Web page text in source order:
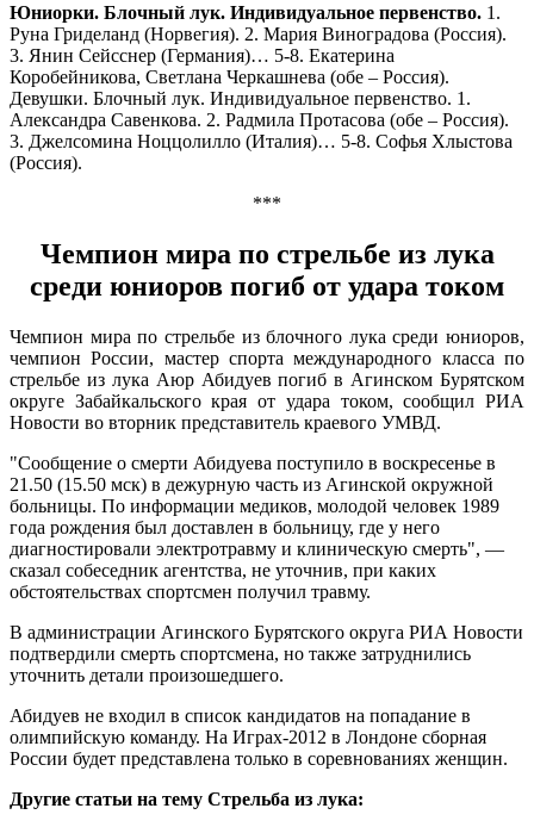
Юниорки. Блочный лук. Индивидуальное первенство. 1.
Руна Гриделанд (Норвегия). 2. Мария Виноградова (Россия).
3. Янин Сейсснер (Германия)… 5-8. Екатерина
Коробейникова, Светлана Черкашнева (обе – Россия).
Девушки. Блочный лук. Индивидуальное первенство. 1.
Александра Савенкова. 2. Радмила Протасова (обе – Россия).
3. Джелсомина Ноццолилло (Италия)… 5-8. Софья Хлыстова
(Россия).
***
Чемпион мира по стрельбе из лука
среди юниоров погиб от удара током
Чемпион мира по стрельбе из блочного лука среди юниоров,
чемпион России, мастер спорта международного класса по
стрельбе из лука Аюр Абидуев погиб в Агинском Бурятском
округе Забайкальского края от удара током, сообщил РИА
Новости во вторник представитель краевого УМВД.
"Сообщение о смерти Абидуева поступило в воскресенье в
21.50 (15.50 мск) в дежурную часть из Агинской окружной
больницы. По информации медиков, молодой человек 1989
года рождения был доставлен в больницу, где у него
диагностировали электротравму и клиническую смерть", —
сказал собеседник агентства, не уточнив, при каких
обстоятельствах спортсмен получил травму.
В администрации Агинского Бурятского округа РИА Новости
подтвердили смерть спортсмена, но также затруднились
уточнить детали произошедшего.
Абидуев не входил в список кандидатов на попадание в
олимпийскую команду. На Играх-2012 в Лондоне сборная
России будет представлена только в соревнованиях женщин.
Другие статьи на тему Стрельба из лука: